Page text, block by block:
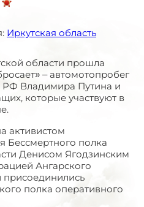
Иркутская область
области прошла
– автомотопробег
РФ Владимира Путина и
которые участвуют в
активистом
Бессмертного полка
Денисом Ягодзинским
Ангарского
присоединились
полка оперативного